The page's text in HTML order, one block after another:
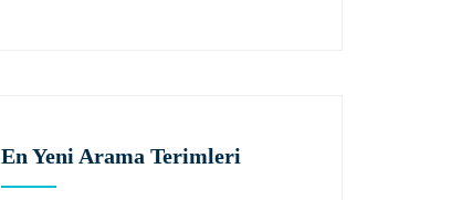
En Yeni Arama Terimleri